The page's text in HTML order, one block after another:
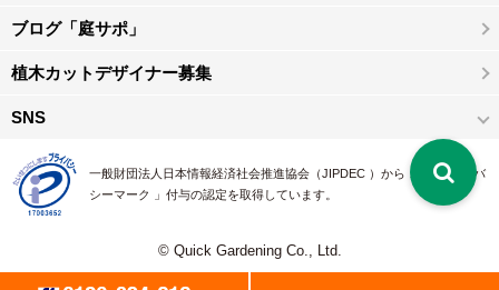
ブログ「庭サポ」
植木カットデザイナー募集
SNS
一般財団法人日本情報経済社会推進協会（JIPDEC ）から 、「 プライバ
シーマーク 」付与の認定を取得しています。
© Quick Gardening Co., Ltd.